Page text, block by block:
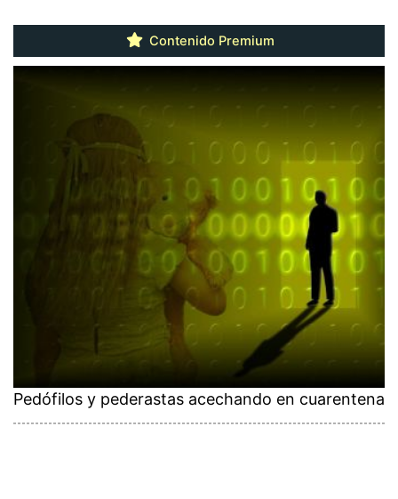
Contenido Premium
Pedófilos y pederastas acechando en cuarentena